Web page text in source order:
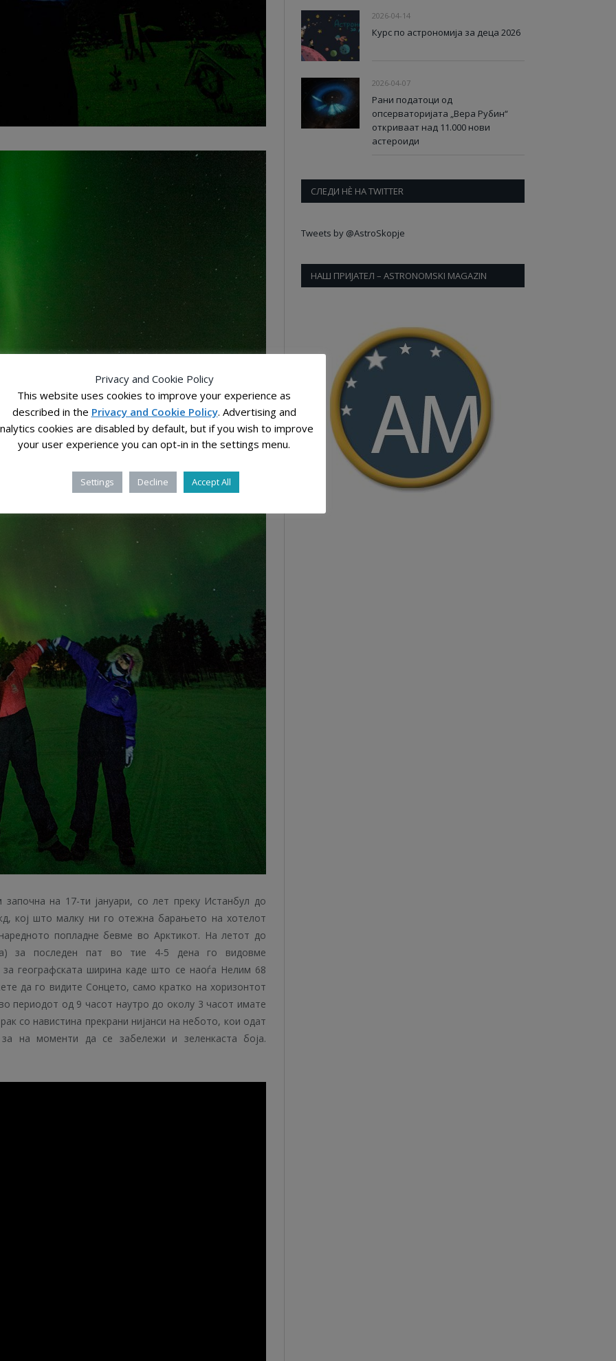
на 17-ти јануари, со лет преку Истанбул до
кој што малку ни го отежна барањето на хотелот
попладне бевме во Арктикот. На летот до
за последен пат во тие 4-5 дена го видовме
географската ширина каде што се наоѓа Нелим 68
да го видите Сонцето, само кратко на хоризонтот
периодот од 9 часот наутро до околу 3 часот имате
со навистина прекрани нијанси на небото, кои одат
на моменти да се забележи и зеленкаста боја.
2026-04-14
Курс по астрономија за деца 2026
2026-04-07
Рани податоци од
опсерваторијата „Вера Рубин“
откриваат над 11.000 нови
астероиди
СЛЕДИ НÈ НА TWITTER
Tweets by @AstroSkopje
НАШ ПРИЈАТЕЛ – ASTRONOMSKI MAGAZIN
Privacy and Cookie Policy
This website uses cookies to improve your experience as
described in the Privacy and Cookie Policy. Advertising and
cookies are disabled by default, but if you wish to improve
your user experience you can opt-in in the settings menu.
Settings Decline Accept All